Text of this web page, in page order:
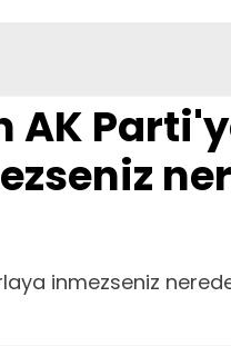
AK
inmezseniz